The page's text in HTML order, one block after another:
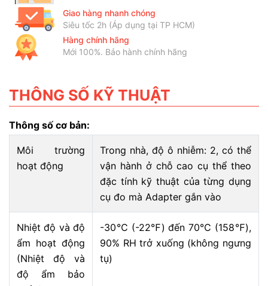
Giao hàng nhanh chóng
Siêu tốc 2h (Áp dụng tại TP HCM)
Hàng chính hãng
Mới 100%. Bảo hành chính hãng
THÔNG SỐ KỸ THUẬT
Thông số cơ bản:
Môi trường
hoạt động
Trong nhà, độ ô nhiễm: 2, có thể
vận hành ở chỗ cao cụ thể theo
đặc tính kỹ thuật của từng dụng
cụ đo mà Adapter gắn vào
Nhiệt độ và độ
ẩm hoạt động
(Nhiệt độ và
độ ẩm bảo
-30℃ (-22℉) đến 70℃ (158℉),
90% RH trở xuống (không ngưng
tụ)